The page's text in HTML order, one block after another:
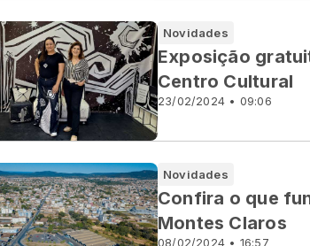
Novidades
23/02/2024 • 09:06
Exposição
Centro Cultural
Novidades
08/02/2024 • 16:57
Confira o que
Montes Claros